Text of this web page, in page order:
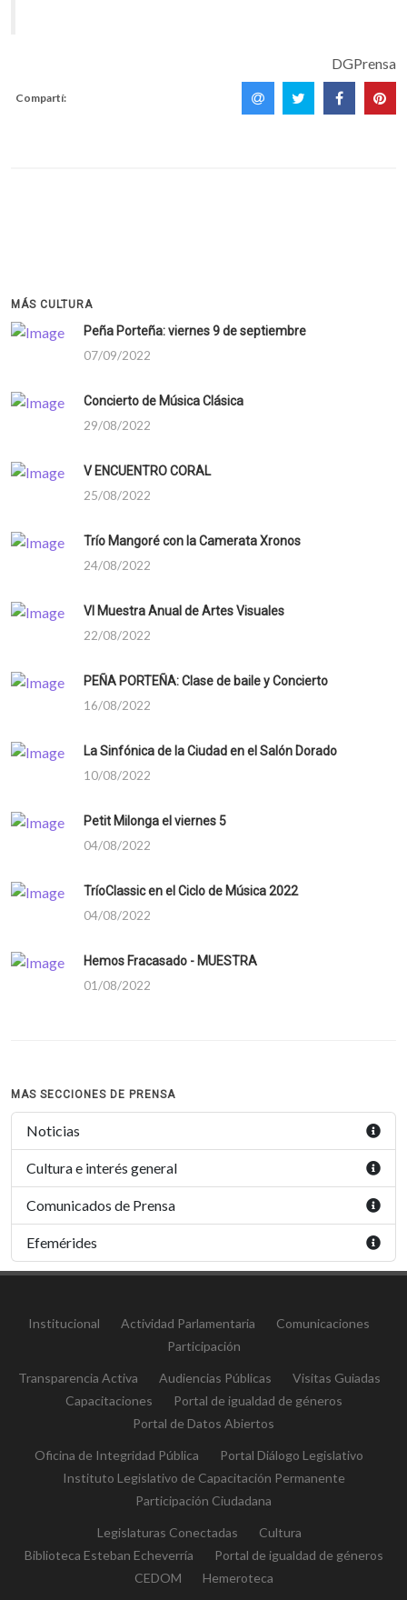
DGPrensa
Compartí:
MÁS CULTURA
Peña Porteña: viernes 9 de septiembre
07/09/2022
Concierto de Música Clásica
29/08/2022
V ENCUENTRO CORAL
25/08/2022
Trío Mangoré con la Camerata Xronos
24/08/2022
VI Muestra Anual de Artes Visuales
22/08/2022
PEÑA PORTEÑA: Clase de baile y Concierto
16/08/2022
La Sinfónica de la Ciudad en el Salón Dorado
10/08/2022
Petit Milonga el viernes 5
04/08/2022
TríoClassic en el Ciclo de Música 2022
04/08/2022
Hemos Fracasado - MUESTRA
01/08/2022
MAS SECCIONES DE PRENSA
Noticias
Cultura e interés general
Comunicados de Prensa
Efemérides
Institucional Actividad Parlamentaria
Comunicaciones
Participación
Transparencia Activa Audiencias Públicas
Visitas Guiadas
Capacitaciones
Portal de igualdad de géneros
Portal de Datos Abiertos
Oficina de Integridad Pública
Portal Diálogo Legislativo
Instituto Legislativo de Capacitación Permanente
Participación Ciudadana
Legislaturas Conectadas
Cultura
Biblioteca Esteban Echeverría
Portal de igualdad de géneros
CEDOM
Hemeroteca